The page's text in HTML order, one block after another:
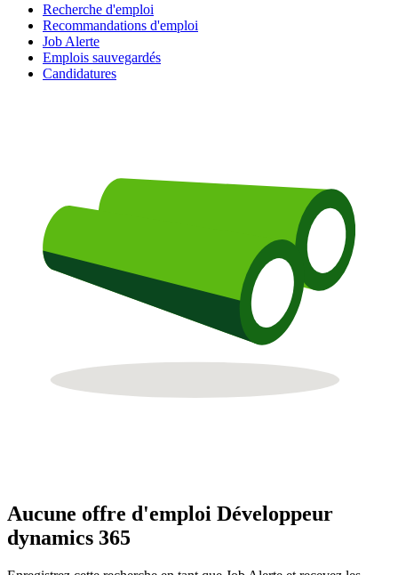
Recherche d'emploi
Recommandations d'emploi
Job Alerte
Emplois sauvegardés
Candidatures
Aucune offre d'emploi Développeur
dynamics 365